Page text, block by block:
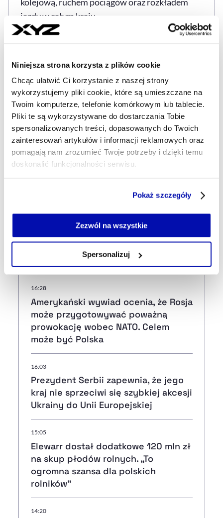
Niniejsza strona korzysta z plików cookie
Chcąc ułatwić Ci korzystanie z naszej strony
wykorzystujemy pliki cookie, które są umieszczane na
Twoim komputerze, telefonie komórkowym lub tablecie.
Pliki te są wykorzystywane do dostarczania Tobie
spersonalizowanych treści, dopasowanych do Twoich
zainteresowań artykułów i informacji reklamowych oraz
pomagają nam zrozumieć Twoje potrzeby i dzięki temu
doskonalić funkcjonalności serwisu.
Jeżeli nie wyrażasz zgody na zapisywanie plików cookie,
możesz łatwo zarządzać swoimi uprawnieniami, np. we
własnej przeglądarce internetowej lub po wybraniu opcji
Pokaż szczegóły
Zezwól na wszystkie
Spersonalizuj
jazdy w całym kraju.
Najnowsze
16:28
Amerykański wywiad ocenia, że Rosja
może przygotowywać poważną
prowokację wobec NATO. Celem
może być Polska
16:03
Prezydent Serbii zapewnia, że jego
kraj nie sprzeciwi się szybkiej akcesji
Ukrainy do Unii Europejskiej
15:05
Elewarr dostał dodatkowe 120 mln zł
na skup płodów rolnych. „To
ogromna szansa dla polskich
rolników”
14:20
Tagi GOSPODARKA KOLEJ KPO POLSKA
Udostępnij Kopiuj link artykułu
Udostępnij na LinkedIn
Udostępnij na Twitterze
Udostępnij na
Udostępnij
z KPO w kolej. Zmodernizowano już 184 km torów, powstaną